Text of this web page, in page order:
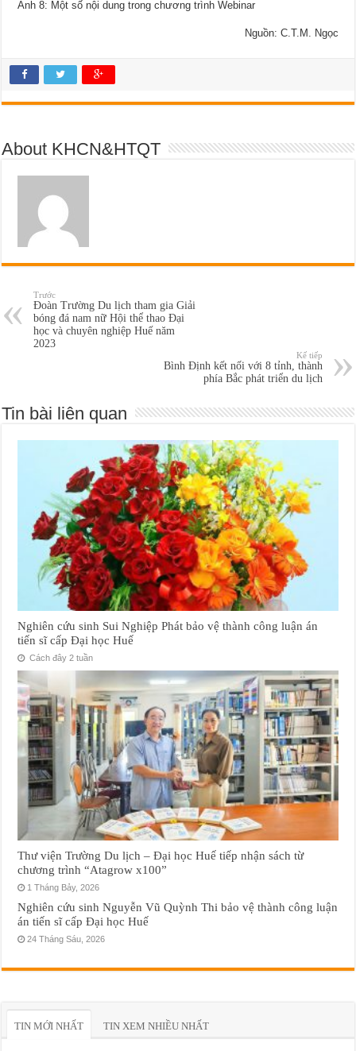
Ảnh 8: Một số nội dung trong chương trình Webinar
Nguồn: C.T.M. Ngọc
About KHCN&HTQT
Trước
Đoàn Trường Du lịch tham gia Giải
bóng đá nam nữ Hội thể thao Đại
học và chuyên nghiệp Huế năm
2023
Kế tiếp
Bình Định kết nối với 8 tỉnh, thành
phía Bắc phát triển du lịch
Tin bài liên quan
Nghiên cứu sinh Sui Nghiệp Phát bảo vệ thành công luận án
tiến sĩ cấp Đại học Huế
Cách đây 2 tuần
Thư viện Trường Du lịch – Đại học Huế tiếp nhận sách từ
chương trình “Atagrow x100”
1 Tháng Bảy, 2026
Nghiên cứu sinh Nguyễn Vũ Quỳnh Thi bảo vệ thành công luận
án tiến sĩ cấp Đại học Huế
24 Tháng Sáu, 2026
TIN MỚI NHẤT TIN XEM NHIỀU NHẤT